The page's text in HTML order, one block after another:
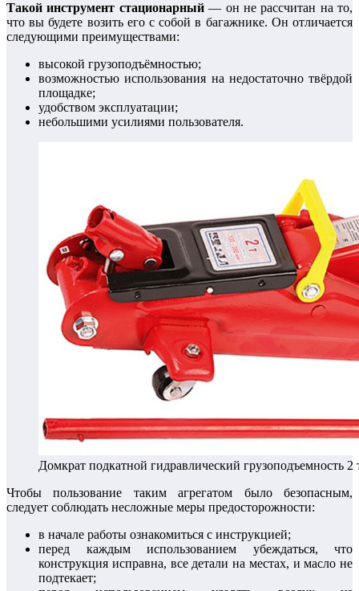
Такой инструмент стационарный— он не рассчитан на то,
что вы будете возить его с собой в багажнике. Он отличается
следующими преимуществами:
высокой грузоподъёмностью;
возможностью использования на недостаточно твёрдой
площадке;
удобством эксплуатации;
небольшими усилиями пользователя.
Домкрат подкатной гидравлический грузоподъемность
Чтобы пользование таким агрегатом было безопасным,
следует соблюдать несложные меры предосторожности:
в начале работы ознакомиться с инструкцией;
перед каждым использованием убеждаться, что
конструкция исправна, все детали на местах, и масло не
подтекает;